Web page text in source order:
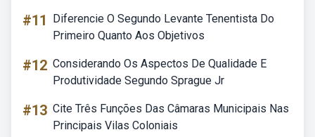
#11
Diferencie O Segundo Levante Tenentista Do
Primeiro Quanto Aos Objetivos
#12 Considerando Os Aspectos De Qualidade E
Produtividade Segundo Sprague Jr
#13 Cite Três Funções Das Câmaras Municipais Nas
Principais Vilas Coloniais